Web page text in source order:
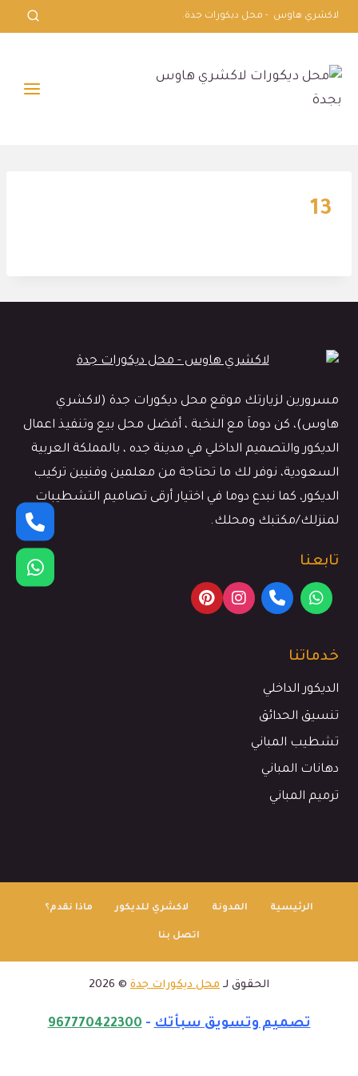
التجاوز
إلى
لاكشري هاوس - محل ديكورات جدة.
13
مسرورين لزيارتك موقع محل ديكورات جدة (لاكشري
هاوس)، كن دوماَ مع النخبة ، أفضل محل بيع وتنفيذ اعمال
الديكور والتصميم الداخلي في مدينة جده ، بالمملكة العربية
السعودية، نوفر لك ما تحتاجة من معلمين وفنيين تركيب
الديكور، كما نبدع دوما في اختيار أرقى تصاميم التشطيبات
لمنزلك/مكتبك ومحلك.
تابعنا
خدماتنا
الديكور الداخلي
تنسيق الحدائق
تشطيب المباني
دهانات المباني
ترميم المباني
الرئيسية المدونة لاكشري للديكور ماذا نقدم؟
اتصل بنا
الحقوق لـ محل ديكورات جدة © 2026
تصميم وتسويق سبأتك-
967770422300